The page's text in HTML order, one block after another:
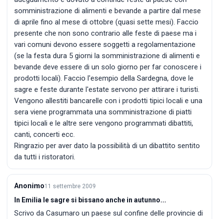
somministrazione di alimenti e bevande a partire dal mese
di aprile fino al mese di ottobre (quasi sette mesi). Faccio
presente che non sono contrario alle feste di paese ma i
vari comuni devono essere soggetti a regolamentazione
(se la festa dura 5 giorni la somministrazione di alimenti e
bevande deve essere di un solo giorno per far conoscere i
prodotti locali). Faccio l'esempio della Sardegna, dove le
sagre e feste durante l'estate servono per attirare i turisti.
Vengono allestiti bancarelle con i prodotti tipici locali e una
sera viene programmata una somministrazione di piatti
tipici locali e le altre sere vengono programmati dibattiti,
canti, concerti ecc.
Ringrazio per aver dato la possibilità di un dibattito sentito
da tutti i ristoratori.
Anonimo11 settembre 2009
In Emilia le sagre si bissano anche in autunno...
Scrivo da Casumaro un paese sul confine delle provincie di